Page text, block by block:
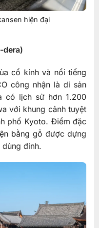
hiện đại
dera)
cổ kính và nổi tiếng
công nhận là di sản
có lịch sử hơn 1.200
với khung cảnh tuyệt
phố Kyoto. Điểm đặc
bằng gỗ được dựng
đinh.